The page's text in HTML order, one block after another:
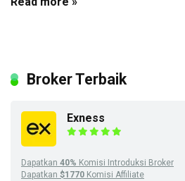
Broker Terbaik
Exness
Dapatkan 40% Komisi Introduksi Broker
Dapatkan $1770 Komisi Affiliate